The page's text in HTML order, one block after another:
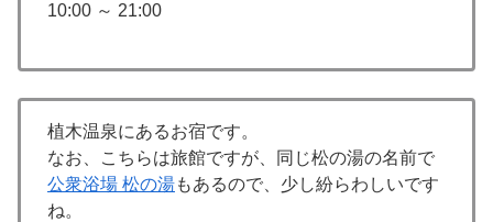
10:00 ～ 21:00
植木温泉にあるお宿です。
なお、こちらは旅館ですが、同じ松の湯の名前で
公衆浴場 松の湯もあるので、少し紛らわしいです
ね。